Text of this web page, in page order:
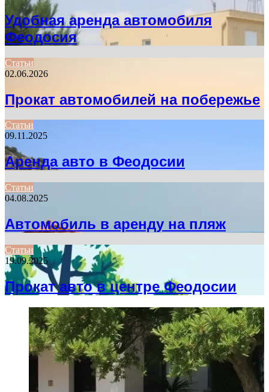
Удобная аренда автомобиля
Феодосия
Статьи
02.06.2026
Прокат автомобилей на побережье
Статьи
09.11.2025
Аренда авто в Феодосии
Статьи
04.08.2025
Автомобиль в аренду на пляж
Статьи
19.09.2025
Прокат авто в центре Феодосии